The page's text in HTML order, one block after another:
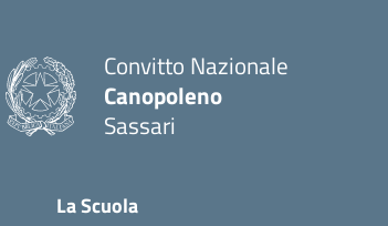
Convitto Nazionale
Canopoleno
Sassari
La Scuola